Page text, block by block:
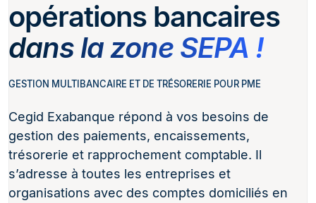
opérations bancaires
dans la zone SEPA !
GESTION MULTIBANCAIRE ET DE TRÉSORERIE POUR PME
Cegid Exabanque répond à vos besoins de
gestion des paiements, encaissements,
trésorerie et rapprochement comptable. Il
s’adresse à toutes les entreprises et
organisations avec des comptes domiciliés en